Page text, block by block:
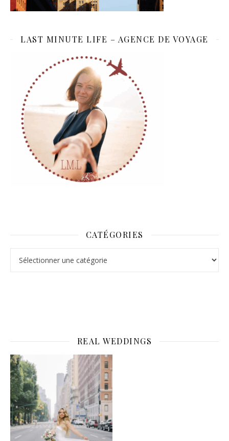
LAST MINUTE LIFE – AGENCE DE VOYAGE
CATÉGORIES
REAL WEDDINGS